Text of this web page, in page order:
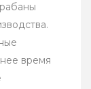
время